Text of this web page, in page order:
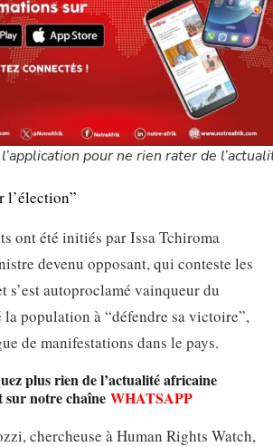
pour ne rien rater de
l’élection”
ont été initiés par Issa Tchiroma
devenu opposant, qui conteste les
s’est autoproclamé vainqueur du
population à “défendre sa victoire”,
de manifestations dans le pays.
plus rien de l’actualité africaine
sur notre chaîne WHATSAPP
chercheuse à Human Rights Watch,